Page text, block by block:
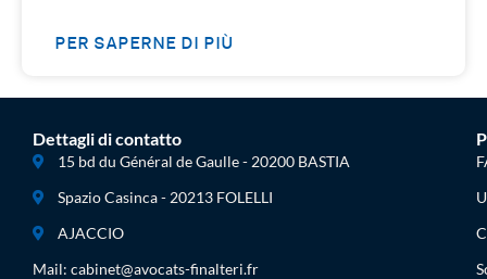
PER SAPERNE DI PIÙ
Dettagli di contatto
15 bd du Général de Gaulle - 20200 BASTIA
Spazio Casinca - 20213 FOLELLI
AJACCIO
Mail: cabinet@avocats-finalteri.fr